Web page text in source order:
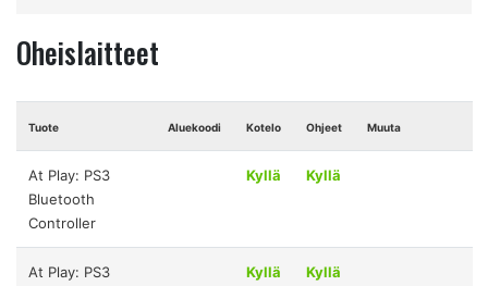
Oheislaitteet
Tuote Aluekoodi Kotelo Ohjeet Muuta
At Play: PS3
Bluetooth
Controller
Kyllä Kyllä
At Play: PS3
Kyllä Kyllä